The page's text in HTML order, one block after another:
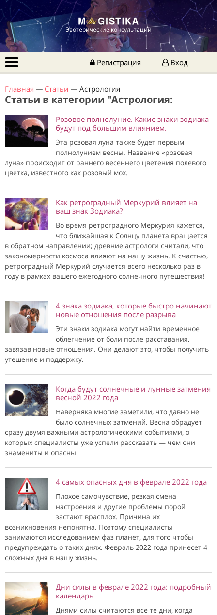
Эзотерические консультации
Регистрация Вход
Главная — Статьи — Астрология
Статьи в категории "Астрология:
Розовое полнолуние. Какие знаки зодиака
будут под большим влиянием.
Эта розовая луна также будет первым
полнолунием весны. Название «розовая
луна» происходит от раннего весеннего цветения полевого
цветка, известного как розовый мох.
Как ретроградный Меркурий влияет на
ваш знак Зодиака?
Во время ретроградного Меркурия кажется,
что ближайшая к Солнцу планета вращается
в обратном направлении; древние астрологи считали, что
закономерности космоса влияют на нашу жизнь. К счастью,
ретроградный Меркурий случается всего несколько раз в
году в рамках вашего ежегодного солнечного путешествия!
4 знака зодиака, которые быстро начинают
новые отношения после разрыва
Эти знаки зодиака могут найти временное
облегчение от боли после расставания,
завязав новые отношения. Они делают это, чтобы получить
утешение и поддержку.
Когда будут солнечные и лунные затмения
весной 2022 года
Наверняка многие заметили, что давно не
было солнечных затмений. Весна обрадует
сразу двумя важными астрологическими событиями, о
которых специалисты уже успели рассказать — чем они
знамениты и опасны.
4 самых опасных дня в феврале 2022 года
Плохое самочувствие, резкая смена
настроения и другие проблемы порой
застают врасплох. Причина их
возникновения непонятна. Поэтому специалисты
занимаются исследованием фаз планет, для того чтобы
предупреждать о таких днях. Февраль 2022 года принесет 4
сложных дня в нашу жизнь.
Дни силы в феврале 2022 года: подробный
календарь
Днями силы считаются все те дни, когда